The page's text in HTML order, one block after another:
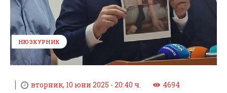
НЮЗКУРНИК
вторник, 10 юни 2025 - 20:40 ч. 4694